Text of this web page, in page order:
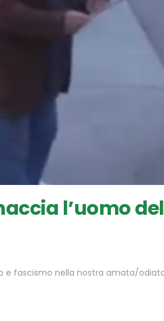
l’uomo
e fascismo nella nostra amata/